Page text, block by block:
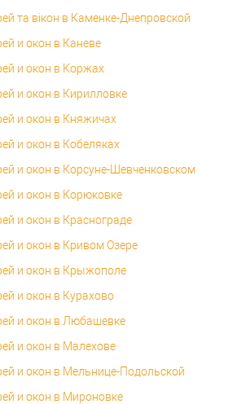
та вікон в Каменке-Днепровской
и окон в Каневе
и окон в Коржах
и окон в Кирилловке
и окон в Княжичах
и окон в Кобеляках
и окон в Корсуне-Шевченковском
и окон в Корюковке
и окон в Краснограде
и окон в Кривом Озере
и окон в Крыжополе
и окон в Курахово
и окон в Любашевке
и окон в Малехове
и окон в Мельнице-Подольской
и окон в Мироновке